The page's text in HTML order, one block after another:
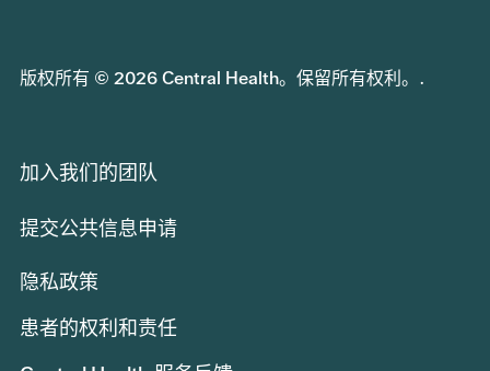
版权所有 © 2026 Central Health。保留所有权利。.
加入我们的团队
提交公共信息申请
隐私政策
患者的权利和责任